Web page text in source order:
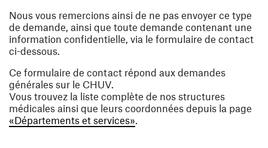
Nous vous remercions ainsi de ne pas envoyer ce type
de demande, ainsi que toute demande contenant une
information confidentielle, via le formulaire de contact
ci-dessous.
Ce formulaire de contact répond aux demandes
générales sur le CHUV.
Vous trouvez la liste complète de nos structures
médicales ainsi que leurs coordonnées depuis la page
«Départements et services».